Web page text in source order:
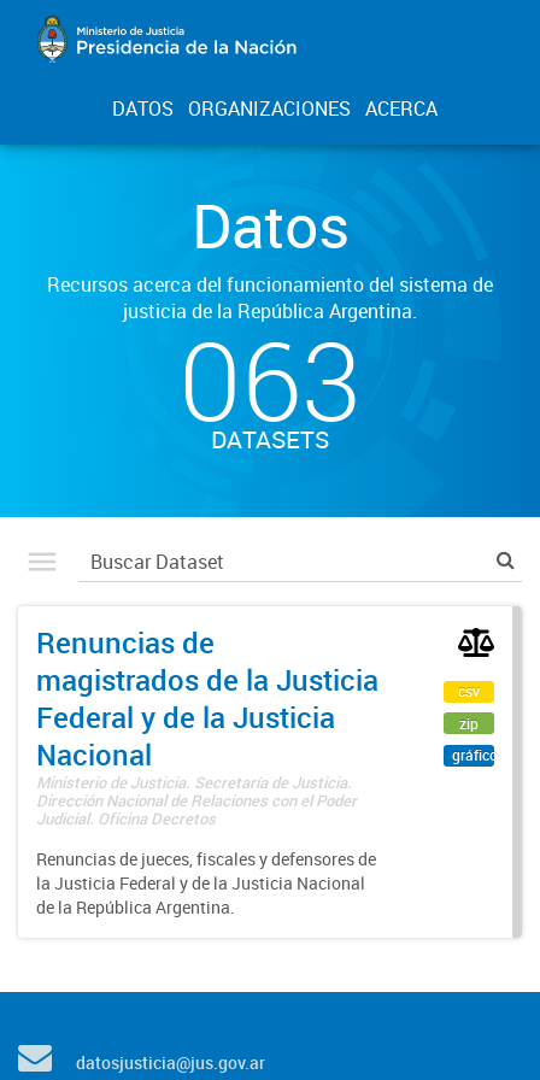
DATOS ORGANIZACIONES ACERCA
Datos
Recursos acerca del funcionamiento del sistema de
justicia de la República Argentina.
063
DATASETS
Renuncias de
magistrados de la Justicia
Federal y de la Justicia
Nacional
Ministerio de Justicia. Secretaría de Justicia.
Dirección Nacional de Relaciones con el Poder
Judicial. Oficina Decretos
Renuncias de jueces, fiscales y defensores de
la Justicia Federal y de la Justicia Nacional
de la República Argentina.
csv
zip
gráfico
datosjusticia@jus.gov.ar